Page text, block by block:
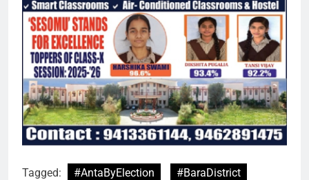
Tagged: #AntaByElection
#BaraDistrict